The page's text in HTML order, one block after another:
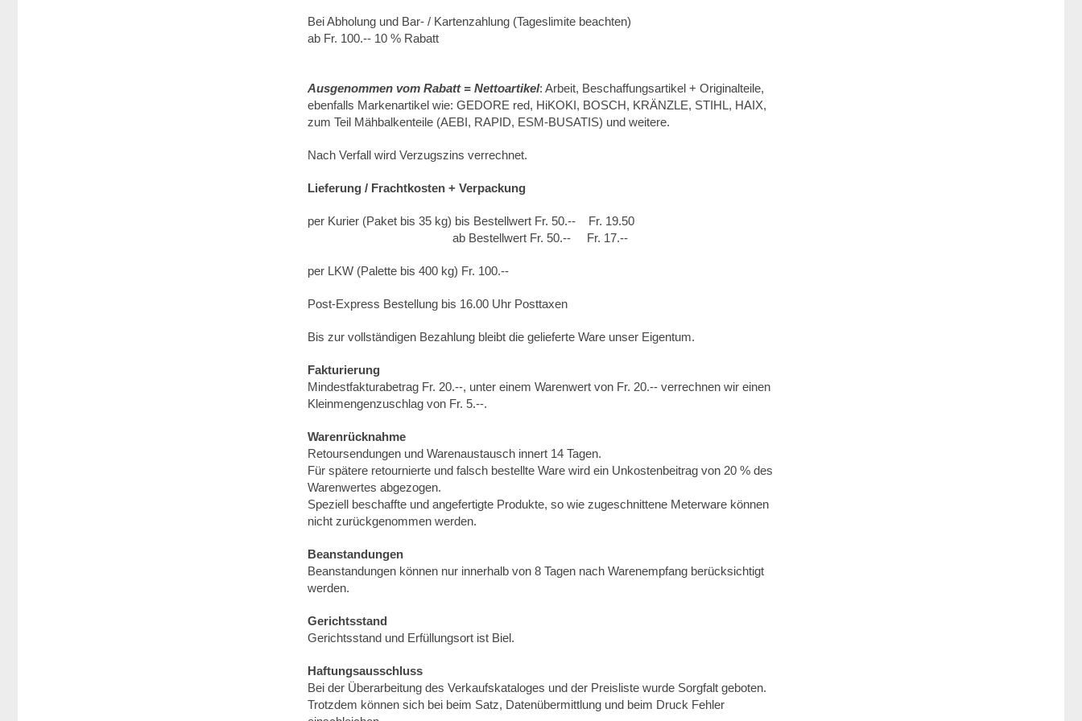
Bei Abholung und Bar- / Kartenzahlung (Tageslimite beachten)
ab Fr. 100.-- 10 % Rabatt
Ausgenommen vom Rabatt = Nettoartikel: Arbeit, Beschaffungsartikel + Originalteile,
ebenfalls Markenartikel wie: GEDORE red, HiKOKI, BOSCH, KRÄNZLE, STIHL, HAIX,
zum Teil Mähbalkenteile (AEBI, RAPID, ESM-BUSATIS) und weitere.
Nach Verfall wird Verzugszins verrechnet.
Lieferung / Frachtkosten + Verpackung
per Kurier (Paket bis 35 kg) bis Bestellwert Fr. 50.-- Fr. 19.50
ab Bestellwert Fr. 50.-- Fr. 17.--
per LKW (Palette bis 400 kg) Fr. 100.--
Post-Express Bestellung bis 16.00 Uhr Posttaxen
Bis zur vollständigen Bezahlung bleibt die gelieferte Ware unser Eigentum.
Fakturierung
Mindestfakturabetrag Fr. 20.--, unter einem Warenwert von Fr. 20.-- verrechnen wir einen
Kleinmengenzuschlag von Fr. 5.--.
Warenrücknahme
Retoursendungen und Warenaustausch innert 14 Tagen.
Für spätere retournierte und falsch bestellte Ware wird ein Unkostenbeitrag von 20 % des
Warenwertes abgezogen.
Speziell beschaffte und angefertigte Produkte, so wie zugeschnittene Meterware können
nicht zurückgenommen werden.
Beanstandungen
Beanstandungen können nur innerhalb von 8 Tagen nach Warenempfang berücksichtigt
werden.
Gerichtsstand
Gerichtsstand und Erfüllungsort ist Biel.
Haftungsausschluss
Bei der Überarbeitung des Verkaufskataloges und der Preisliste wurde Sorgfalt geboten.
Trotzdem können sich bei beim Satz, Datenübermittlung und beim Druck Fehler